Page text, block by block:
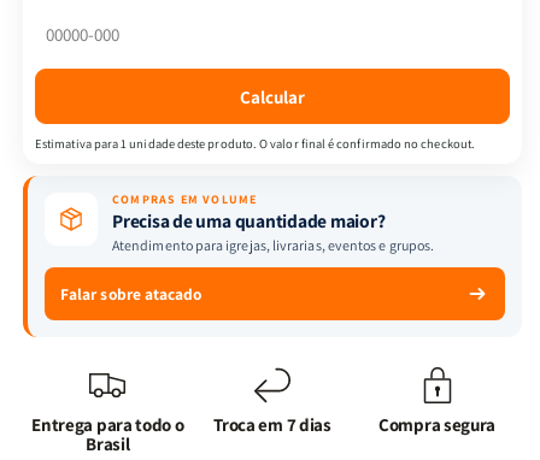
do
SpurgeonSpurgeon
Calcular
Estimativa para 1 unidade deste produto. O valor final é confirmado no checkout.
COMPRAS EM VOLUME
Precisa de uma quantidade maior?
Atendimento para igrejas, livrarias, eventos e grupos.
Falar sobre atacado
Entrega para todo o
Brasil
Troca em 7 dias Compra segura